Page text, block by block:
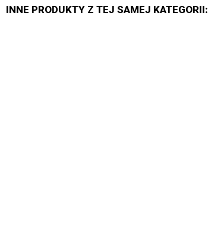
INNE PRODUKTY Z TEJ SAMEJ KATEGORII: